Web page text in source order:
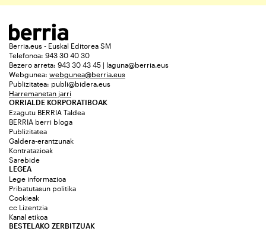
Berria.eus - Euskal Editorea SM
Telefonoa: 943 30 40 30
Bezero arreta: 943 30 43 45 | laguna@berria.eus
Webgunea: webgunea@berria.eus
Publizitatea: publi@bidera.eus
Harremanetan jarri
ORRIALDE KORPORATIBOAK
Ezagutu BERRIA Taldea
BERRIA berri bloga
Publizitatea
Galdera-erantzunak
Kontratazioak
Sarebide
LEGEA
Lege informazioa
Pribatutasun politika
Cookieak
cc Lizentzia
Kanal etikoa
BESTELAKO ZERBITZUAK